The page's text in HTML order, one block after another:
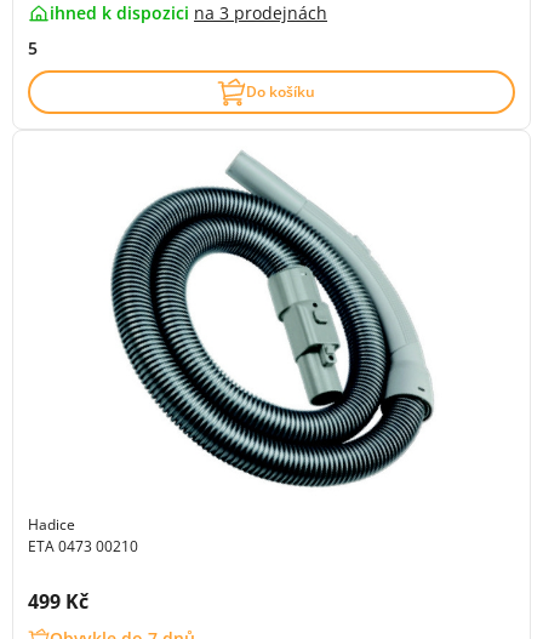
ihned k dispozici na 3 prodejnách
5
Do košíku
Hadice
ETA 0473 00210
Cena s DPH:
499 Kč